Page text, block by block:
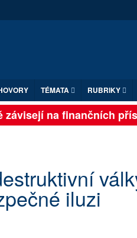
TÉMATA RUBRIKY
na finančních
iluzi